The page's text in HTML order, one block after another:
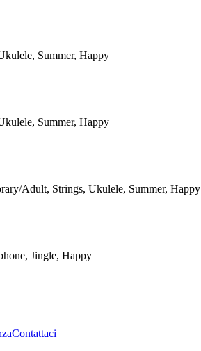
Summer, Happy
Summer, Happy
Adult, Strings, Ukulele, Summer, Happy
Jingle, Happy
Contattaci